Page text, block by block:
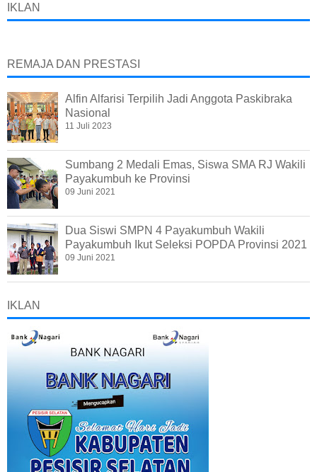
IKLAN
REMAJA DAN PRESTASI
Alfin Alfarisi Terpilih Jadi Anggota Paskibraka
Nasional
11 Juli 2023
Sumbang 2 Medali Emas, Siswa SMA RJ Wakili
Payakumbuh ke Provinsi
09 Juni 2021
Dua Siswi SMPN 4 Payakumbuh Wakili
Payakumbuh Ikut Seleksi POPDA Provinsi 2021
09 Juni 2021
IKLAN